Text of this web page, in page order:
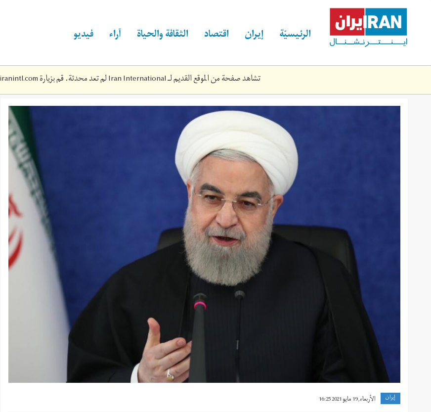
content الرئيسيّة إيران اقتصاد الثقافة والحياة آراء فيديو
تشاهد صفحة من الموقع القديم لـ Iran International لم تعد محدثة. قم بزيارة iranintl.com
168805896.jpg
إيران الأربعاء, 19 مايو 2021 16:25